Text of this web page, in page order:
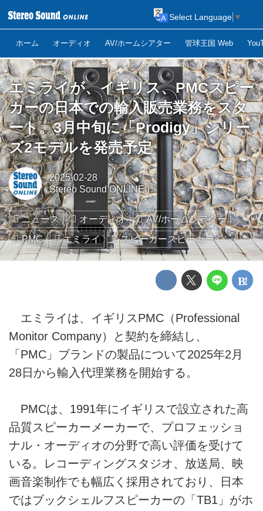
ホーム オーディオ AV/ホームシアター 管球王国 Web
Select Language ▼
エミライが、イギリス、PMCスピー
カーの日本での輸入販売業務をスタ
ート。3月中旬に「Prodigy」シリー
ズ2モデルを発売予定
2025-02-28
Stereo Sound ONLINE-i
ニュース オーディオ
AV/ホームシアター
PMC
エミライ スピーカースピーカー
エミライは、イギリスPMC（Professional
Monitor Company）と契約を締結し、
「PMC」ブランドの製品について2025年2月
28日から輸入代理業務を開始する。
PMCは、1991年にイギリスで設立された高
品質スピーカーメーカーで、プロフェッショ
ナル・オーディオの分野で高い評価を受けて
いる。レコーディングスタジオ、放送局、映
画音楽制作でも幅広く採用されており、日本
ではブックシェルフスピーカーの「TB1」がホ